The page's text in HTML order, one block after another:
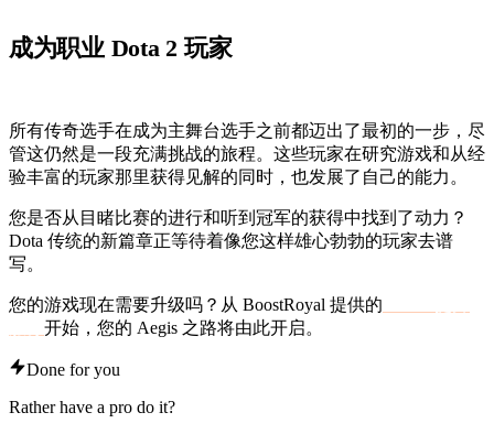
成为职业 Dota 2 玩家
所有传奇选手在成为主舞台选手之前都迈出了最初的一步，尽
管这仍然是一段充满挑战的旅程。这些玩家在研究游戏和从经
验丰富的玩家那里获得见解的同时，也发展了自己的能力。
您是否从目睹比赛的进行和听到冠军的获得中找到了动力？
Dota 传统的新篇章正等待着像您这样雄心勃勃的玩家去谱
写。
您的游戏现在需要升级吗？从 BoostRoyal 提供的
开始，您的 Aegis 之路将由此开启。
Done for you
Rather have a pro do it?